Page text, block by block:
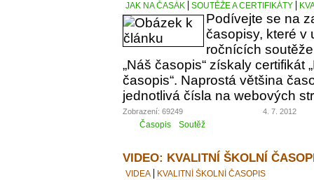
JAK NA ČASÁK SOUTĚŽE A CERTIFIKÁTY
Podívejte se na
časopisy, které v
ročnících
„Náš časopis“ získaly certifikát
časopis“. Naprostá většina
jednotlivá čísla na webových
Zobrazení: 69249 4. 7. 2012
Časopis Soutěž
VIDEO: KVALITNÍ ŠKOLNÍ
VIDEA KVALITNÍ ŠKOLNÍ ČASOPIS